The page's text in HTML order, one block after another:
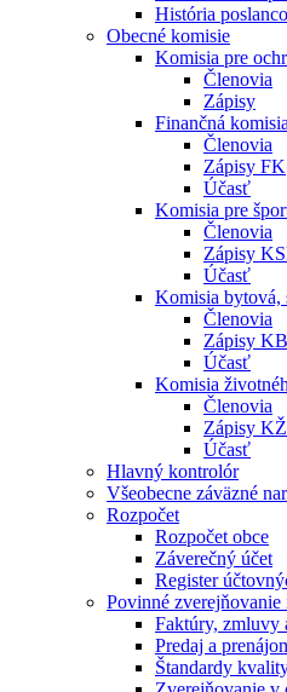
História
Obecné komisie
Komisia pre
Členovia
Zápisy
Finančná
Členovia
Zápisy FK
Účasť
Komisia pre
Členovia
Zápisy
Účasť
Komisia bytová,
Členovia
Zápisy
Účasť
Komisia
Členovia
Zápisy
Účasť
Hlavný kontrolór
Všeobecne záväzné
Rozpočet
Rozpočet obce
Záverečný účet
Register
Povinné
Faktúry, zmluvy
Predaj a
Štandardy